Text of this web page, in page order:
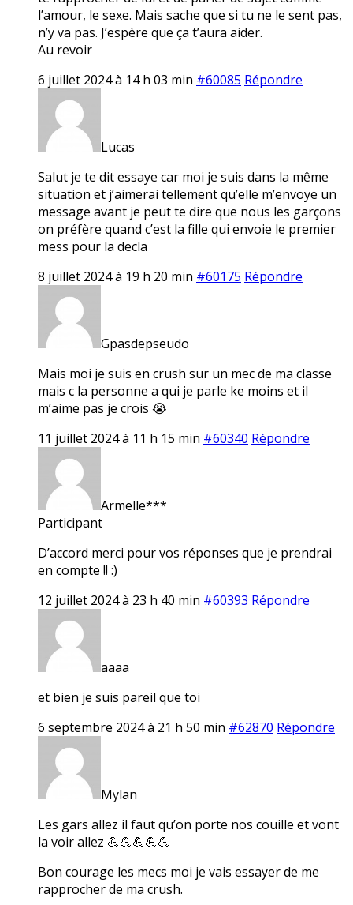
l’amour, le sexe. Mais sache que si tu ne le sent pas,
n’y va pas. J’espère que ça t’aura aider.
Au revoir
6 juillet 2024 à 14 h 03 min #60085 Répondre
Lucas
Salut je te dit essaye car moi je suis dans la même
situation et j’aimerai tellement qu’elle m’envoye un
message avant je peut te dire que nous les garçons
on préfère quand c’est la fille qui envoie le premier
mess pour la decla
8 juillet 2024 à 19 h 20 min #60175 Répondre
Gpasdepseudo
Mais moi je suis en crush sur un mec de ma classe
mais c la personne a qui je parle ke moins et il
m’aime pas je crois 😭
11 juillet 2024 à 11 h 15 min #60340 Répondre
Armelle***
Participant
D’accord merci pour vos réponses que je prendrai
en compte !! :)
12 juillet 2024 à 23 h 40 min #60393 Répondre
aaaa
et bien je suis pareil que toi
6 septembre 2024 à 21 h 50 min #62870 Répondre
Mylan
Les gars allez il faut qu’on porte nos couille et vont
la voir allez 💪💪💪💪💪
Bon courage les mecs moi je vais essayer de me
rapprocher de ma crush.